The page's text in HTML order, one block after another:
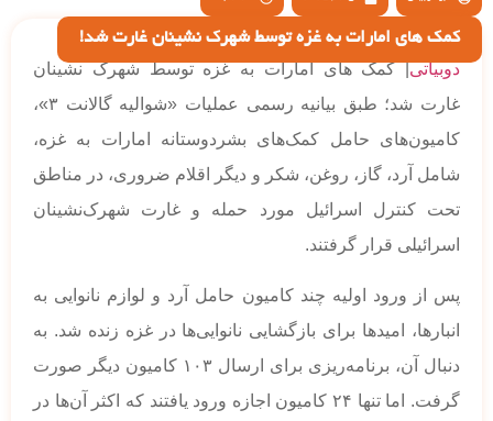
کمک های امارات به غزه توسط شهرک نشینان غارت شد!
دوبیاتی| کمک های امارات به غزه توسط شهرک نشینان
غارت شد؛ طبق بیانیه رسمی عملیات «شوالیه گالانت ۳»،
کامیون‌های حامل کمک‌های بشردوستانه امارات به غزه،
شامل آرد، گاز، روغن، شکر و دیگر اقلام ضروری، در مناطق
تحت کنترل اسرائیل مورد حمله و غارت شهرک‌نشینان
اسرائیلی قرار گرفتند.
پس از ورود اولیه چند کامیون حامل آرد و لوازم نانوایی به
انبارها، امیدها برای بازگشایی نانوایی‌ها در غزه زنده شد. به
دنبال آن، برنامه‌ریزی برای ارسال ۱۰۳ کامیون دیگر صورت
گرفت. اما تنها ۲۴ کامیون اجازه ورود یافتند که اکثر آن‌ها در